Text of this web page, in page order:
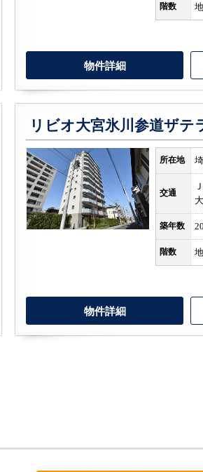
階数
物件詳細
リビオ大宮氷川参道ザテ
所在地
交通
築年数
階数
物件詳細